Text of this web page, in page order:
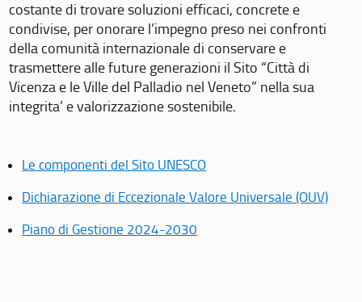
costante di trovare soluzioni efficaci, concrete e
condivise, per onorare l’impegno preso nei confronti
della comunità internazionale di conservare e
trasmettere alle future generazioni il Sito “Città di
Vicenza e le Ville del Palladio nel Veneto” nella sua
integrita’ e valorizzazione sostenibile.
Le componenti del Sito UNESCO
Dichiarazione di Eccezionale Valore Universale (OUV)
Piano di Gestione 2024-2030